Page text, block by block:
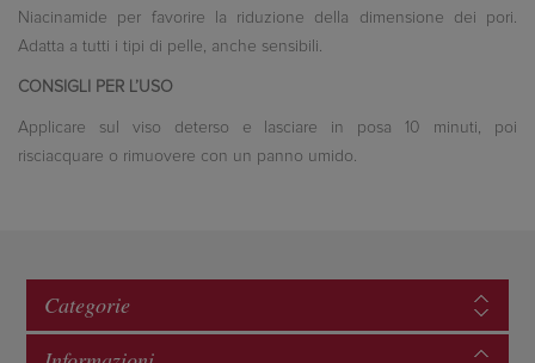
Niacinamide per favorire la riduzione della dimensione dei pori.
Adatta a tutti i tipi di pelle, anche sensibili.
CONSIGLI PER L’USO
Applicare sul viso deterso e lasciare in posa 10 minuti, poi
risciacquare o rimuovere con un panno umido.
Categorie